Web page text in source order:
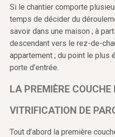
Si le chantier comporte
temps de décider du
savoir dans une maison ; à
descendant vers le rez-de-
appartement ; du point le plus
porte d’entrée.
LA PREMIÈRE COUCHE
VITRIFICATION DE
Tout d’abord la première